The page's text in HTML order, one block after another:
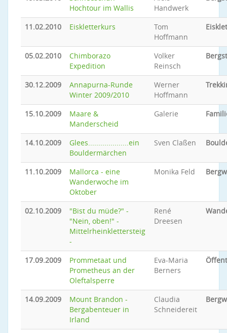
Hochtour im Wallis
Handwerk
11.02.2010 Eiskletterkurs
Tom
Hoffmann
05.02.2010
Chimborazo
Expedition
Volker
Reinsch
30.12.2009
Annapurna-Runde
Winter 2009/2010
Werner
Hoffmann
15.10.2009
Maare &
Manderscheid
Galerie
14.10.2009
Glees....................ein
Bouldermärchen
Sven Claßen
11.10.2009
Mallorca - eine
Wanderwoche im
Oktober
Monika Feld
02.10.2009
"Bist du müde?" -
"Nein, oben!" -
Mittelrheinklettersteig
-
René
Dreesen
17.09.2009
Prommetaat und
Prometheus an der
Oleftalsperre
Eva-Maria
Berners
14.09.2009
Mount Brandon -
Bergabenteuer in
Irland
Claudia
Schneidereit